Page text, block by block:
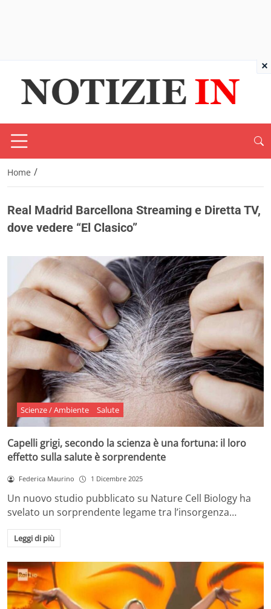
Home /
Real Madrid Barcellona Streaming e Diretta TV,
dove vedere “El Clasico”
Scienze / Ambiente Salute
Capelli grigi, secondo la scienza è una fortuna: il loro
effetto sulla salute è sorprendente
Federica Maurino 1 Dicembre 2025
Un nuovo studio pubblicato su Nature Cell Biology ha
svelato un sorprendente legame tra l’insorgenza…
Leggi di più
×